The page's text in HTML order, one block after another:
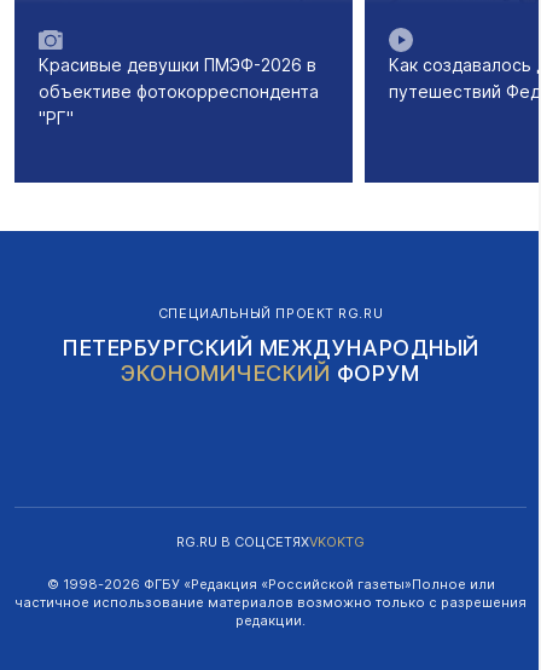
Красивые девушки ПМЭФ-2026 в
объективе фотокорреспондента
"РГ"
Как создавалось
путешествий
СПЕЦИАЛЬНЫЙ ПРОЕКТ RG.RU
ПЕТЕРБУРГСКИЙ МЕЖДУНАРОДНЫЙ
ЭКОНОМИЧЕСКИЙ ФОРУМ
© 1998-2026 ФГБУ «Редакция «Российской газеты»Полное или
частичное использование материалов возможно только с разрешения
редакции.
RG.RU В СОЦСЕТЯХVKOKTG